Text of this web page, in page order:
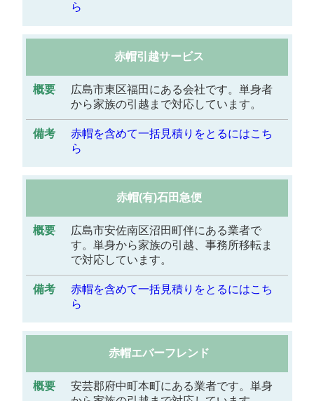
ら
赤帽引越サービス
広島市東区福田にある会社です。単身者
から家族の引越まで対応しています。
赤帽を含めて一括見積りをとるにはこち
ら
赤帽(有)石田急便
広島市安佐南区沼田町伴にある業者で
す。単身から家族の引越、事務所移転ま
で対応しています。
赤帽を含めて一括見積りをとるにはこち
ら
赤帽エバーフレンド
安芸郡府中町本町にある業者です。単身